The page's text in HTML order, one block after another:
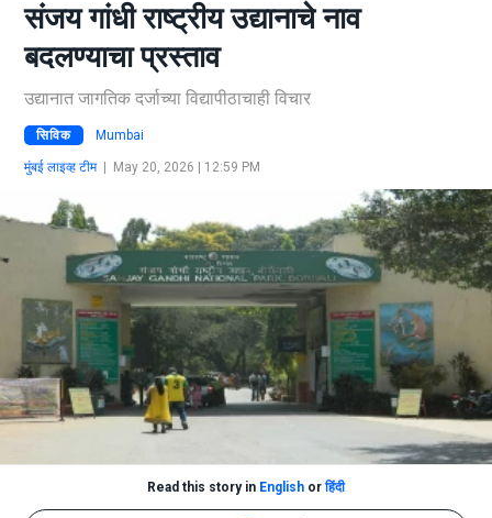
संजय गांधी राष्ट्रीय उद्यानाचे नाव
बदलण्याचा प्रस्ताव
उद्यानात जागतिक दर्जाच्या विद्यापीठाचाही विचार
सिविक Mumbai
मुंबई लाइव्ह टीम| May 20, 2026 | 12:59 PM
Read this story in English orहिंदी